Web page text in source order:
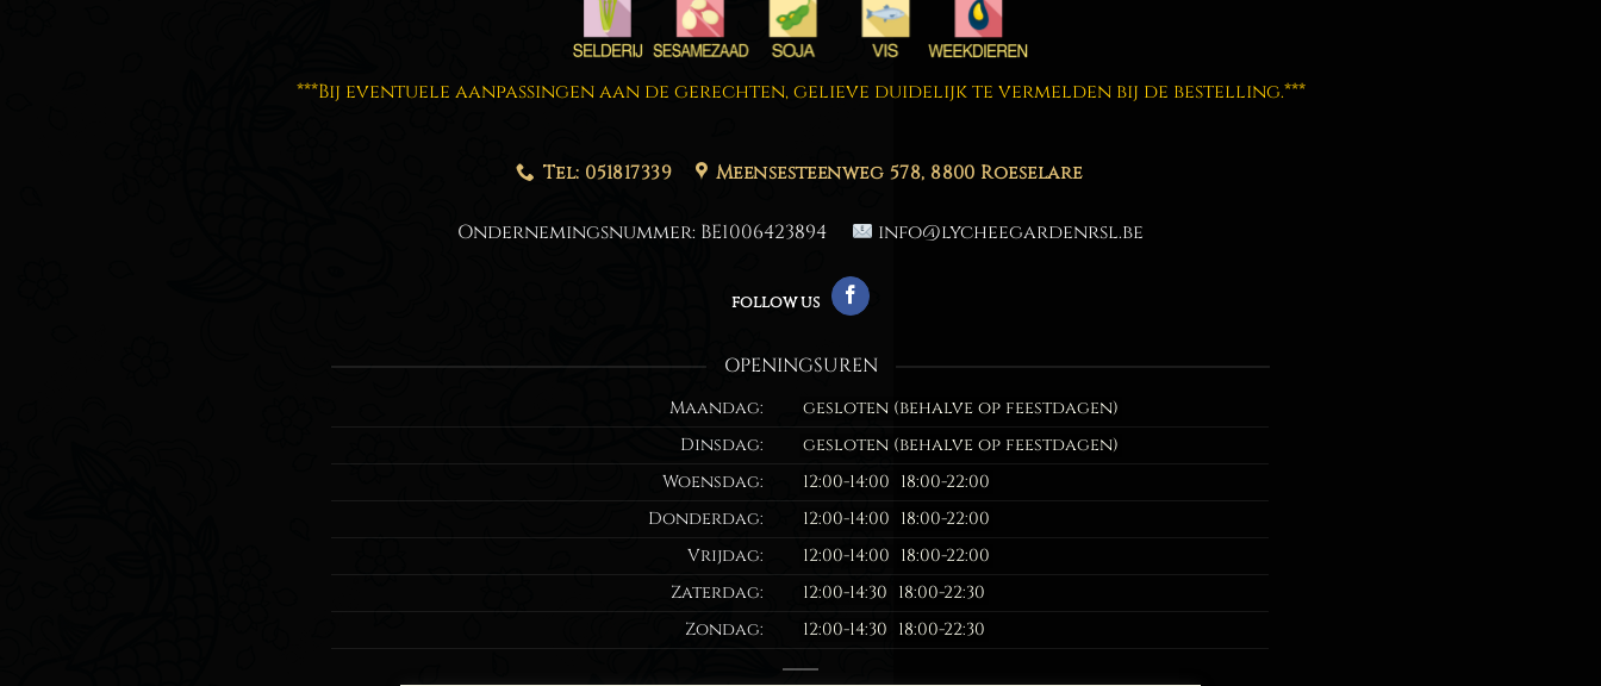
***Bij eventuele aanpassingen aan de gerechten, gelieve duidelijk te vermelden bij de bestelling.***
Tel: 051817339 Meensesteenweg 578, 8800 Roeselare
Ondernemingsnummer: BE1006423894 info@lycheegardenrsl.be
follow us
OPENINGSUREN
Maandag:
gesloten (behalve op feestdagen)
Dinsdag:
gesloten (behalve op feestdagen)
Woensdag:
12:00-14:00 18:00-22:00
Donderdag:
12:00-14:00 18:00-22:00
Vrijdag:
12:00-14:00 18:00-22:00
Zaterdag:
12:00-14:30 18:00-22:30
Zondag:
12:00-14:30 18:00-22:30